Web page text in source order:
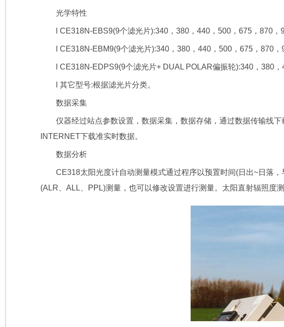
光学特性
l CE318N-EBS9(9个滤光片):340，380，440，500，675，870，
l CE318N-EBM9(9个滤光片):340，380，440，500，675，870，
l CE318N-EDPS9(9个滤光片+ DUAL POLAR偏振轮):340，380，
l 其它型号:根据滤光片分类。
数据采集
仪器经过站点参数设置，数据采集，数据存储，通过数据传输线下
INTERNET下载准实时数据。
数据分析
CE318太阳光度计自动测量模式通过程序以预置时间(日出~日落，
(ALR、ALL、PPL)测量，也可以修改设置进行测量。太阳直射辐照度